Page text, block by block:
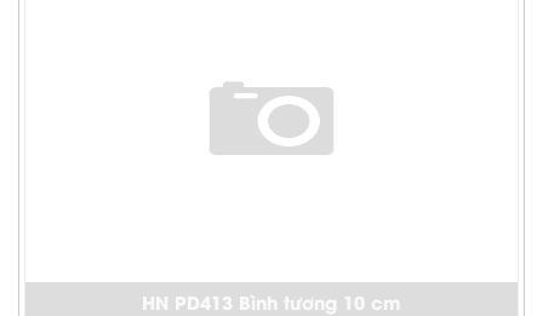
HN PD413 Bình tương 10 cm